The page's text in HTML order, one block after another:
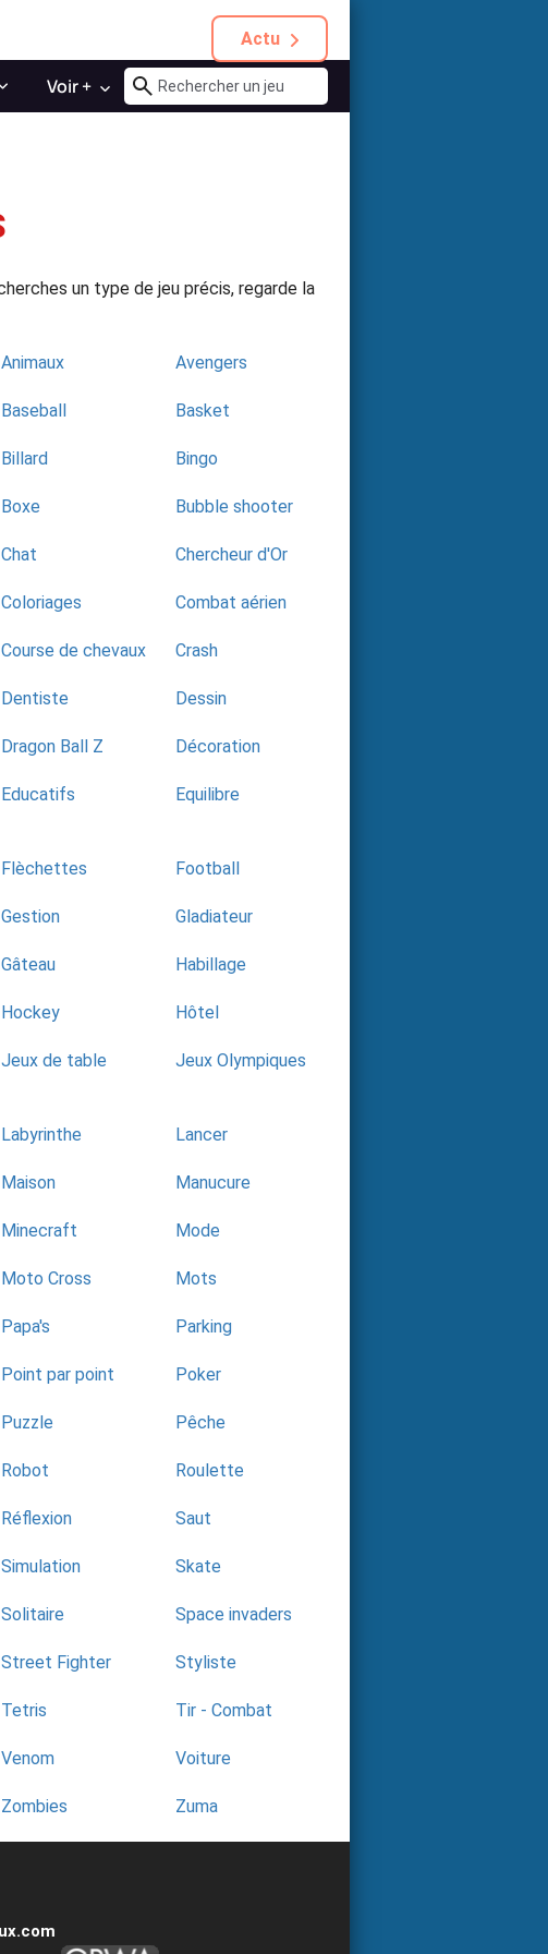
Actu
Voir +
un type de jeu précis, regarde la
Animaux Avengers
Baseball Basket
Billard Bingo
Boxe Bubble shooter
Chat Chercheur d'Or
Coloriages Combat aérien
Course de chevaux Crash
Dentiste Dessin
Dragon Ball Z Décoration
Educatifs Equilibre
Flèchettes Football
Gestion Gladiateur
Gâteau Habillage
Hockey Hôtel
Jeux de table Jeux Olympiques
Labyrinthe Lancer
Maison Manucure
Minecraft Mode
Moto Cross Mots
Papa's Parking
Point par point Poker
Puzzle Pêche
Robot Roulette
Réflexion Saut
Simulation Skate
Solitaire Space invaders
Street Fighter Styliste
Tetris Tir - Combat
Venom Voiture
Zombies Zuma